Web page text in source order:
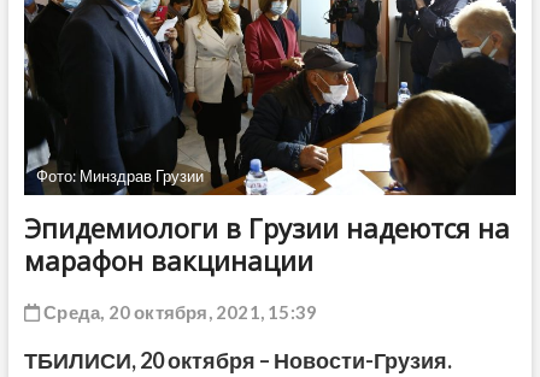
Фото: Минздрав Грузии
Эпидемиологи в Грузии надеются на
марафон вакцинации
Среда, 20 октября, 2021, 15:39
ТБИЛИСИ,20 октября – Новости-Грузия.